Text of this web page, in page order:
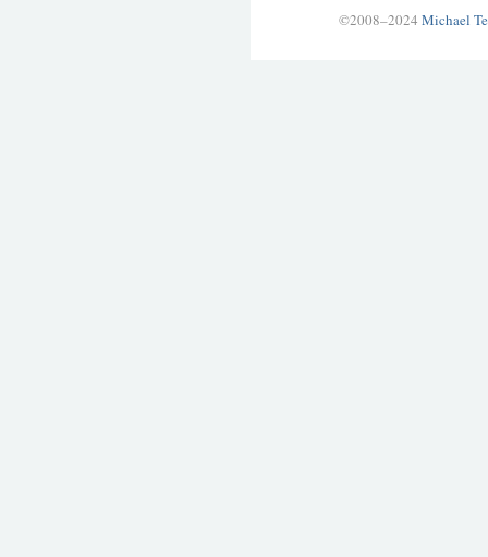
©2008–2024 Michael